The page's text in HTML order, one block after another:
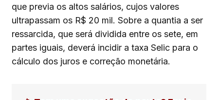
que previa os altos salários, cujos valores
ultrapassam os R$ 20 mil. Sobre a quantia a ser
ressarcida, que será dividida entre os sete, em
partes iguais, deverá incidir a taxa Selic para o
cálculo dos juros e correção monetária.